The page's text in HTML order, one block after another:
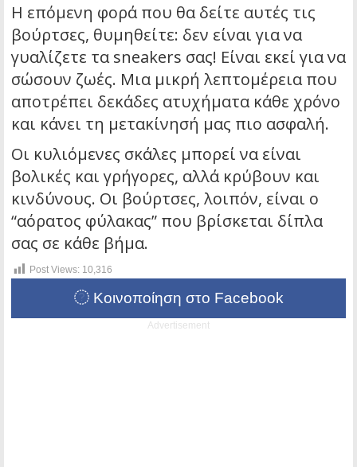
Η επόμενη φορά που θα δείτε αυτές τις
βούρτσες, θυμηθείτε: δεν είναι για να
γυαλίζετε τα sneakers σας! Είναι εκεί για να
σώσουν ζωές. Μια μικρή λεπτομέρεια που
αποτρέπει δεκάδες ατυχήματα κάθε χρόνο
και κάνει τη μετακίνησή μας πιο ασφαλή.
Οι κυλιόμενες σκάλες μπορεί να είναι
βολικές και γρήγορες, αλλά κρύβουν και
κινδύνους. Οι βούρτσες, λοιπόν, είναι ο
“αόρατος φύλακας” που βρίσκεται δίπλα
σας σε κάθε βήμα.
Post Views: 10,316
Κοινοποίηση στο Facebook
Advertisement